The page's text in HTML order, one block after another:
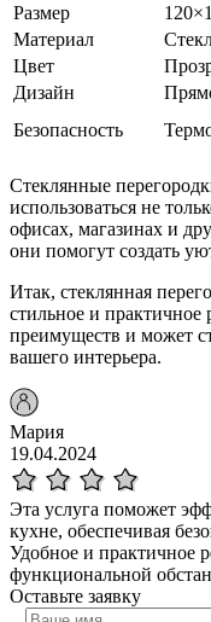
Размер
Материал
Цвет
Дизайн
Безопасность
Стеклянные
использоваться не
офисах, магазинах и
они помогут создать
Итак, стеклянная
стильное и практичное
преимуществ и может
вашего интерьера.
Мария
19.04.2024
Эта услуга поможет
кухне, обеспечивая
Удобное и практичное
функциональной
Оставьте заявку